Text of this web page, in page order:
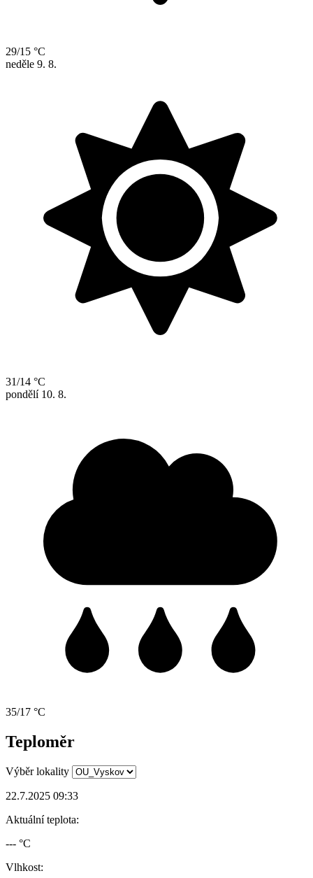
29/15 °C
neděle 9. 8.
31/14 °C
pondělí 10. 8.
35/17 °C
Teploměr
Výběr lokality
22.7.2025 09:33
Aktuální teplota:
--- °C
Vlhkost: